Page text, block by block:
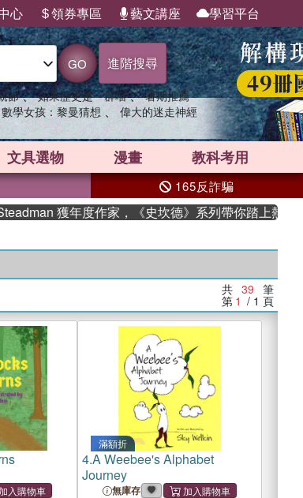
心 領券專區 藝文講座 學習平台
GO 進階搜尋
節 、 如果歷史是一群喵 、 暑期推薦
數學女孩：黎曼猜想 、 偉大的迷走神經
文具選物 漫畫 教科考用
165反詐騙
年度作家，《史坎德》系列帶你踏上熱血奇幻旅程
共 39 筆
第 1 / 1 頁
滿額折
4.A Weebee's Alphabet
Journey
無庫存